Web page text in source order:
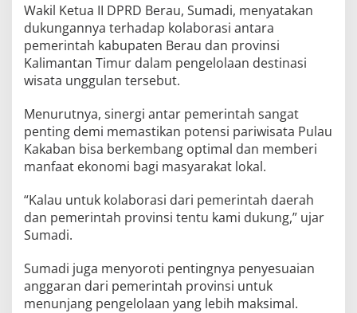
Wakil Ketua II DPRD Berau, Sumadi, menyatakan
dukungannya terhadap kolaborasi antara
pemerintah kabupaten Berau dan provinsi
Kalimantan Timur dalam pengelolaan destinasi
wisata unggulan tersebut.
Menurutnya, sinergi antar pemerintah sangat
penting demi memastikan potensi pariwisata Pulau
Kakaban bisa berkembang optimal dan memberi
manfaat ekonomi bagi masyarakat lokal.
“Kalau untuk kolaborasi dari pemerintah daerah
dan pemerintah provinsi tentu kami dukung,” ujar
Sumadi.
Sumadi juga menyoroti pentingnya penyesuaian
anggaran dari pemerintah provinsi untuk
menunjang pengelolaan yang lebih maksimal.